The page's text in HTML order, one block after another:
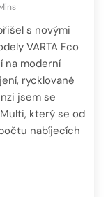
s novými
VARTA Eco
na moderní
rycklované
jsem se
Multi, který se od
nabíjecích